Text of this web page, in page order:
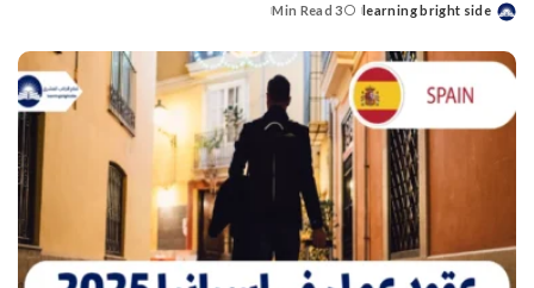
Posted
learning bright side
3 Min Read